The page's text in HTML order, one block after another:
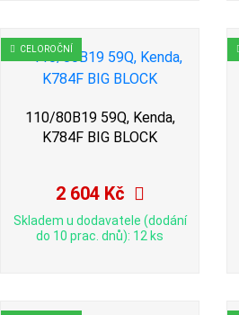
CELOROČNÍ
110/80B19 59Q, Kenda,
K784F BIG BLOCK
2 604 Kč
Skladem u dodavatele (dodání
do 10 prac. dnů): 12 ks